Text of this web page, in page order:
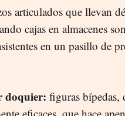
articulados que llevan
cajas en almacenes
en un pasillo de
doquier: figuras bípedas,